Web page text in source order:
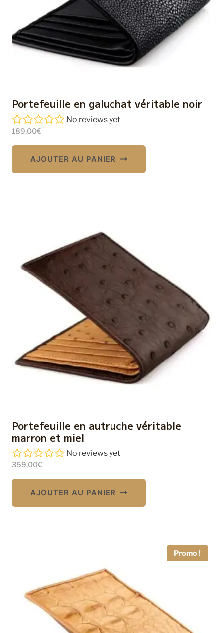
Portefeuille en galuchat véritable noir
No reviews yet
189,00€
AJOUTER AU PANIER
Portefeuille en autruche véritable
marron et miel
No reviews yet
359,00€
AJOUTER AU PANIER
Promo !